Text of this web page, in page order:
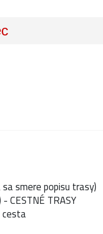
smere popisu trasy)
CESTNÉ TRASY